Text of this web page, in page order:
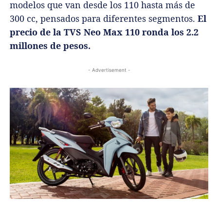
modelos que van desde los 110 hasta más de
300 cc, pensados para diferentes segmentos. El
precio de la TVS Neo Max 110 ronda los 2.2
millones de pesos.
- Advertisement -